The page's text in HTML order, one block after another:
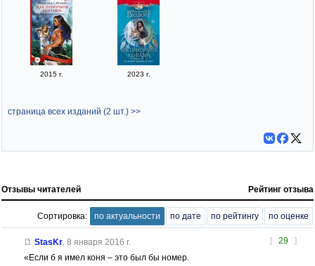
2015 г. 2023 г.
страница всех изданий (2 шт.) >>
Отзывы читателей Рейтинг отзыва
Сортировка: по актуальности по дате по рейтингу по оценке
[ 29 ]
StasKr, 8 января 2016 г.
«Если б я имел коня – это был бы номер.